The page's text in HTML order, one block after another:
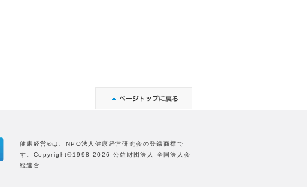
健康経営®は、NPO法人健康経営研究会の登録商標で
す。Copyright©1998-2026 公益財団法人 全国法人会
総連合